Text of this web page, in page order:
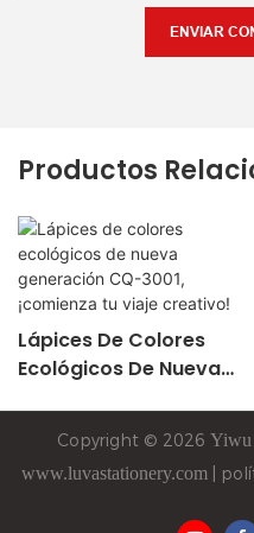
ENVIAR
Productos
Lápices De Colores
Ecológicos De Nueva
Creativo!
Copyright © 2026 Yiwu
www.luvastationery.com